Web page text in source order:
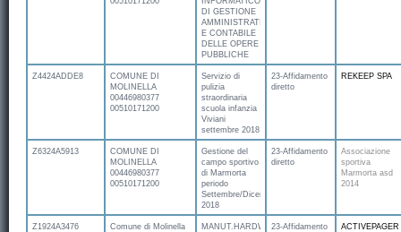
DI GESTIONE
AMMINISTRATIVA
E CONTABILE
DELLE OPERE
PUBBLICHE
Z4424ADDE8
COMUNE DI
MOLINELLA
00446980377
00510171200
Servizio di
pulizia
straordinaria
scuola infanzia
Viviani
settembre 2018
23-Affidamento
diretto
REKEEP SPA
Z6324A5913
COMUNE DI
MOLINELLA
00446980377
00510171200
Gestione del
campo sportivo
di Marmorta
periodo
Settembre/Dicembre
2018
23-Affidamento
diretto
Associazione
sportiva
Marmorta asd
2014
Z1924A3476
Comune di Molinella
MANUT.HARDWARE23-Affidamento
ACTIVEPAGER